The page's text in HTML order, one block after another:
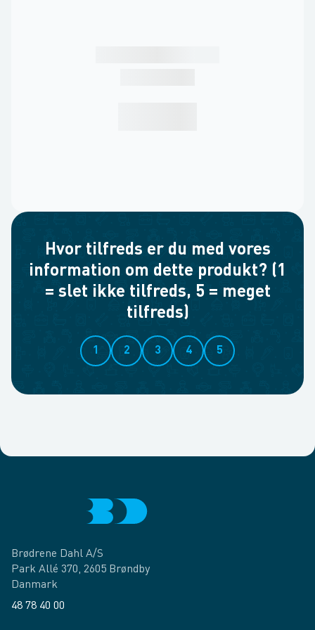
Hvor tilfreds er du med vores
information om dette produkt? (1
= slet ikke tilfreds, 5 = meget
tilfreds)
1 2 3 4 5
Brødrene Dahl A/S
Park Allé 370, 2605 Brøndby
Danmark
48 78 40 00